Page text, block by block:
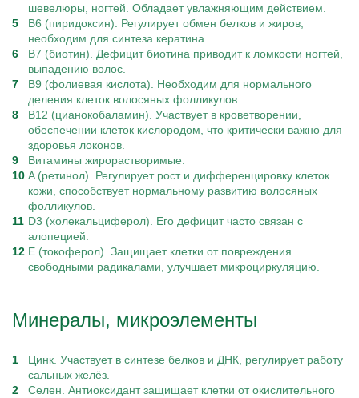
шевелюры, ногтей. Обладает увлажняющим действием.
B6 (пиридоксин). Регулирует обмен белков и жиров,
необходим для синтеза кератина.
B7 (биотин). Дефицит биотина приводит к ломкости ногтей,
выпадению волос.
B9 (фолиевая кислота). Необходим для нормального
деления клеток волосяных фолликулов.
B12 (цианокобаламин). Участвует в кроветворении,
обеспечении клеток кислородом, что критически важно для
здоровья локонов.
Витамины жирорастворимые.
A (ретинол). Регулирует рост и дифференцировку клеток
кожи, способствует нормальному развитию волосяных
фолликулов.
D3 (холекальциферол). Его дефицит часто связан с
алопецией.
E (токоферол). Защищает клетки от повреждения
свободными радикалами, улучшает микроциркуляцию.
Минералы, микроэлементы
Цинк. Участвует в синтезе белков и ДНК, регулирует работу
сальных желёз.
Селен. Антиоксидант защищает клетки от окислительного